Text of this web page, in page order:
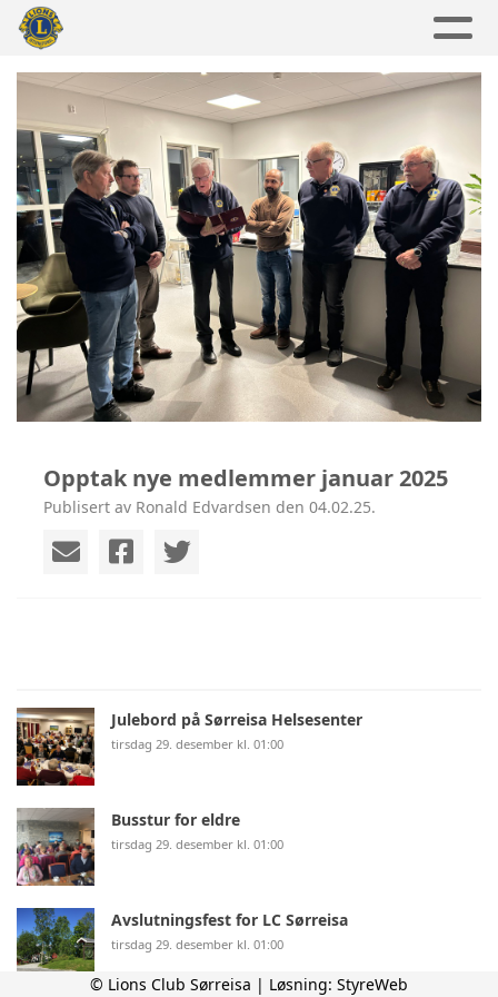
Opptak nye medlemmer januar 2025
Publisert av Ronald Edvardsen den 04.02.25.
Julebord på Sørreisa Helsesenter
tirsdag 29. desember kl. 01:00
Busstur for eldre
tirsdag 29. desember kl. 01:00
Avslutningsfest for LC Sørreisa
tirsdag 29. desember kl. 01:00
© Lions Club Sørreisa | Løsning: StyreWeb